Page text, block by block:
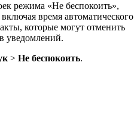
режима «Не беспокоить»,
время автоматического
которые могут отменить
уведомлений.
> Не беспокоить.